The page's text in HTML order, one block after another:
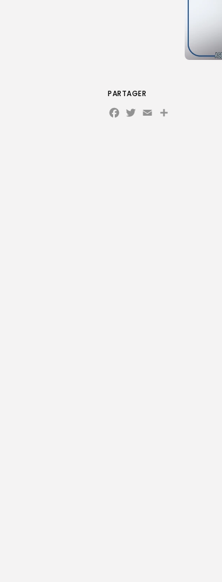
PARTAGER
Facebook
Twitter
Email